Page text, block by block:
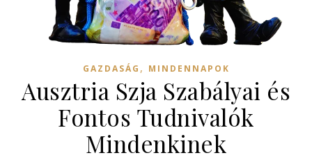
GAZDASÁG , MINDENNAPOK
Ausztria Szja Szabályai és
Fontos Tudnivalók
Mindenkinek